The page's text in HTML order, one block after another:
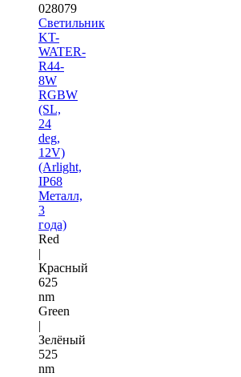
028079
Светильник
KT-
WATER-
R44-
8W
RGBW
(SL,
24
deg,
12V)
(Arlight,
IP68
Металл,
3
года)
Red
|
Красный
625
nm
Green
|
Зелёный
525
nm